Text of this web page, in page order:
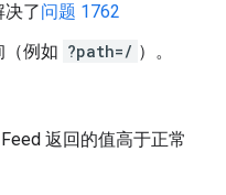
了问题 1762
（例如 ?path=/ ）。
Feed 返回的值高于正常